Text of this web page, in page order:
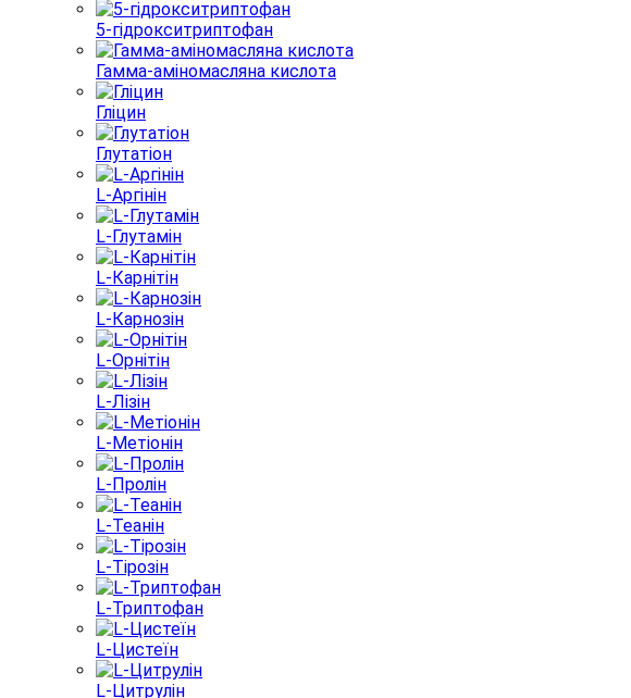
5-гідрокситриптофан
Гамма-аміномасляна кислота
Гліцин
Глутатіон
L-Аргінін
L-Глутамін
L-Карнітін
L-Карнозін
L-Орнітін
L-Лізін
L-Метіонін
L-Пролін
L-Теанін
L-Тірозін
L-Триптофан
L-Цистеїн
L-Цитрулін